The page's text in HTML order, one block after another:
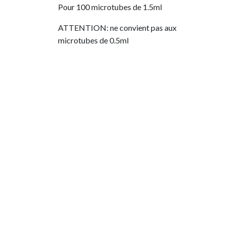
Pour 100 microtubes de 1.5ml
ATTENTION: ne convient pas aux
microtubes de 0.5ml